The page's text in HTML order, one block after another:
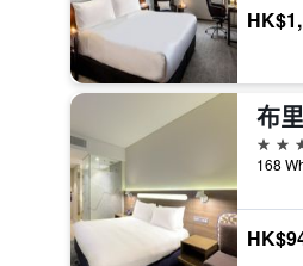
4星級